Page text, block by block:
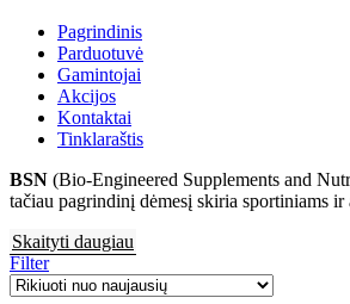
Pagrindinis
Parduotuvė
Gamintojai
Akcijos
Kontaktai
Tinklaraštis
BSN (Bio-Engineered Supplements and
tačiau pagrindinį dėmesį skiria sportiniams ir
Skaityti daugiau
Filter